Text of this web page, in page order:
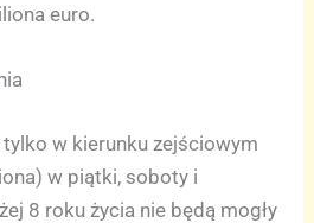
euro.
w kierunku zejściowym
w piątki, soboty i
8 roku życia nie będą mogły